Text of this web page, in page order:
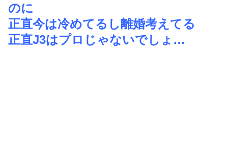
のに
正直今は冷めてるし離婚考えてる
正直J3はプロじゃないでしょ…